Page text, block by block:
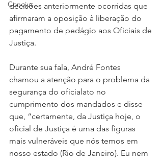
Conojus
decisões anteriormente ocorridas que
afirmaram a oposição à liberação do
pagamento de pedágio aos Oficiais de
Justiça.
Durante sua fala, André Fontes
chamou a atenção para o problema da
segurança do oficialato no
cumprimento dos mandados e disse
que, “certamente, da Justiça hoje, o
oficial de Justiça é uma das figuras
mais vulneráveis que nós temos em
nosso estado (Rio de Janeiro). Eu nem